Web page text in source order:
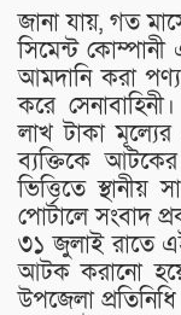
জানা যায়, গত
সিমেন্ট
আমদানি করা
করে
লাখ টাকা
ব্যক্তিকে
ভিত্তিতে স্থানীয়
পোর্টালে সংবাদ
৩১ জুলাই রাতে এই
আটক করানো
উপজেলা